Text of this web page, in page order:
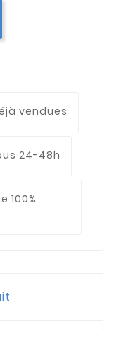
vendues
24-48h
100%